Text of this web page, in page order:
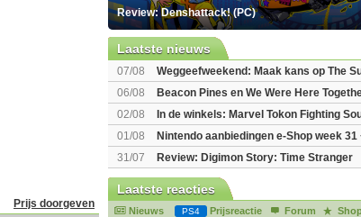
Prijs doorgeven
Review: Denshattack! (PC)
Laatste nieuws
07/08
Weggeefweekend: Maak kans op The
Mario Galaxy movie (2x)!
06/08
Beacon Pines en We Were Here
Gratis
02/08
In de winkels: Marvel Tokon Fighting
Beast of Reincarnation
01/08
Nintendo aanbiedingen e-Shop week 31
voor Switch 2
31/07 Review: Digimon Story: Time Stranger
Laatste reacties
Nieuws PS4 Prijsreactie Forum